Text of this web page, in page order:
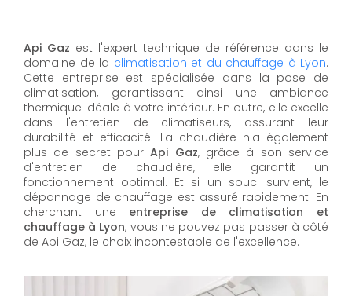
Api Gaz est l'expert technique de référence dans le
domaine de la climatisation et du chauffage à Lyon.
Cette entreprise est spécialisée dans la pose de
climatisation, garantissant ainsi une ambiance
thermique idéale à votre intérieur. En outre, elle excelle
dans l'entretien de climatiseurs, assurant leur
durabilité et efficacité. La chaudière n'a également
plus de secret pourApi Gaz, grâce à son service
d'entretien de chaudière, elle garantit un
fonctionnement optimal. Et si un souci survient, le
dépannage de chauffage est assuré rapidement. En
cherchant une entreprise de climatisation et
chauffage à Lyon, vous ne pouvez pas passer à côté
de Api Gaz, le choix incontestable de l'excellence.